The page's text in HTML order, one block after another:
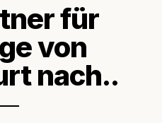
für
von
nach..